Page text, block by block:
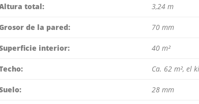
total: 3,24 m
de la pared: 70 mm
interior: 40 m²
Ca. 62 m², el
28 mm